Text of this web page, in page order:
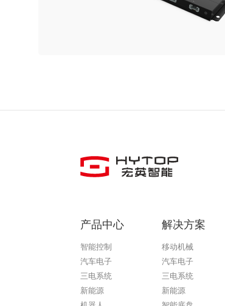
产品中心
智能控制
汽车电子
三电系统
新能源
解决方案
移动机械
汽车电子
三电系统
新能源